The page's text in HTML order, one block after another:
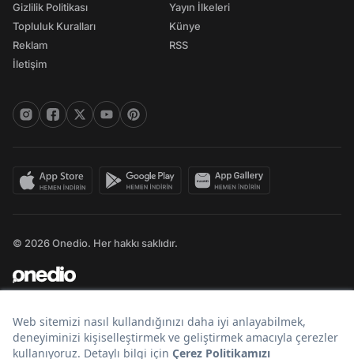
Gizlilik Politikası
Topluluk Kuralları
Reklam
İletişim
Yayın İlkeleri
Künye
RSS
© 2026 Onedio. Her hakkı saklıdır.
Bir markasıdır.